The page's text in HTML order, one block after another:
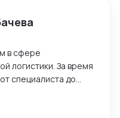
логистики. За время
специалиста до
управляя
на новые